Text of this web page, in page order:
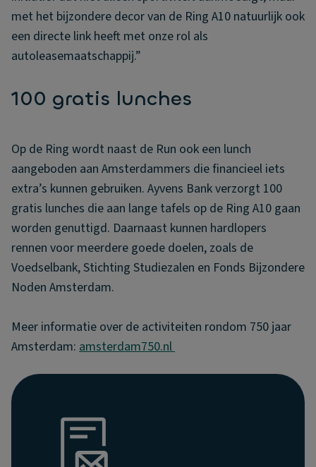
met het bijzondere decor van de Ring A10 natuurlijk ook
een directe link heeft met onze rol als
autoleasemaatschappij.”
100 gratis lunches
Op de Ring wordt naast de Run ook een lunch
aangeboden aan Amsterdammers die financieel iets
extra’s kunnen gebruiken. Ayvens Bank verzorgt 100
gratis lunches die aan lange tafels op de Ring A10 gaan
worden genuttigd. Daarnaast kunnen hardlopers
rennen voor meerdere goede doelen, zoals de
Voedselbank, Stichting Studiezalen en Fonds Bijzondere
Noden Amsterdam.
Meer informatie over de activiteiten rondom 750 jaar
Amsterdam: amsterdam750.nl